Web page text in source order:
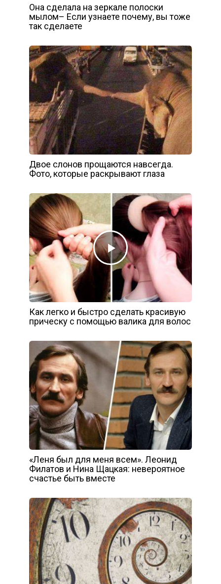
Она сделала на зеркале полоски
мылом– Если узнаете почему, вы тоже
так сделаете
Двое слонов прощаются навсегда.
Фото, которые раскрывают глаза
Как легко и быстро сделать красивую
прическу с помощью валика для волос
«Леня был для меня всем». Леонид
Филатов и Нина Щацкая: невероятное
счастье быть вместе